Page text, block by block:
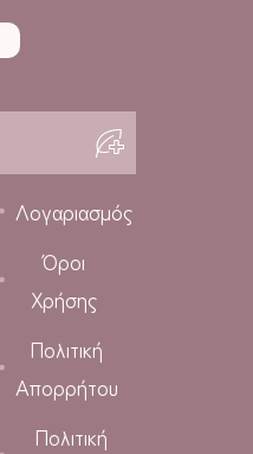
Λογαριασμός
Όροι
Χρήσης
Πολιτική
Απορρήτου
Πολιτική